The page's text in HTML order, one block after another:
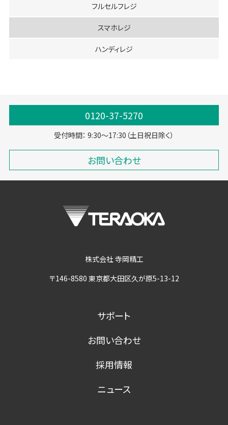
フルセルフレジ
スマホレジ
ハンディレジ
0120-37-5270
受付時間： 9:30～17:30（土日祝日除く）
お問い合わせ
株式会社 寺岡精工
〒146-8580 東京都大田区久が原5-13-12
サポート
お問い合わせ
採用情報
ニュース